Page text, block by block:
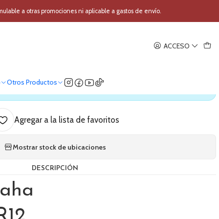
ACCESO
Otros Productos
a otras promociones ni aplicable a gastos de envío.
DBR12
nuestro stock
Agregar a la lista de favoritos
Mostrar stock de ubicaciones
DESCRIPCIÓN